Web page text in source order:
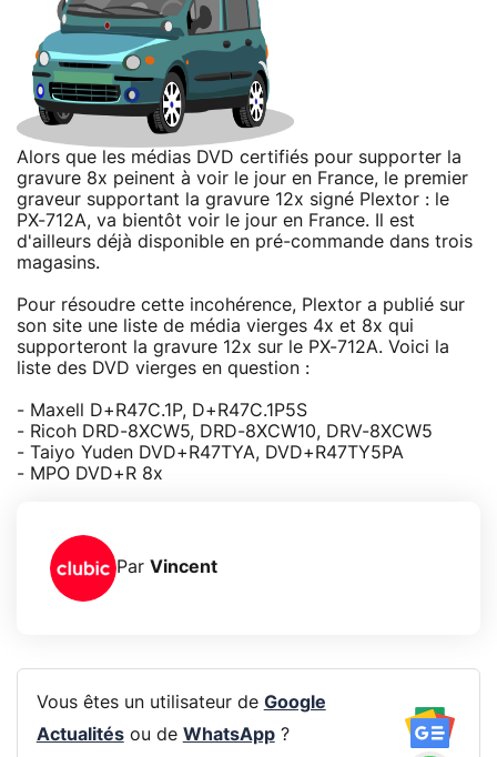
Alors que les médias DVD certifiés pour supporter la
gravure 8x peinent à voir le jour en France, le premier
graveur supportant la gravure 12x signé Plextor : le
PX-712A, va bientôt voir le jour en France. Il est
d'ailleurs déjà disponible en pré-commande dans trois
magasins.
Pour résoudre cette incohérence, Plextor a publié sur
son site une liste de média vierges 4x et 8x qui
supporteront la gravure 12x sur le PX-712A. Voici la
liste des DVD vierges en question :
- Maxell D+R47C.1P, D+R47C.1P5S
- Ricoh DRD-8XCW5, DRD-8XCW10, DRV-8XCW5
- Taiyo Yuden DVD+R47TYA, DVD+R47TY5PA
- MPO DVD+R 8x
Par Vincent
Vous êtes un utilisateur de Google
Actualitésou de WhatsApp?